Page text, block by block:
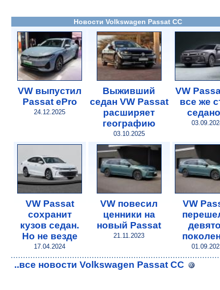
Новости Volkswagen Passat CC
VW выпустил
Passat ePro
24.12.2025
Выживший
седан VW Passat
расширяет
географию
03.10.2025
VW
все же
VW Passat
сохранит
кузов седан.
Но не везде
17.04.2024
VW повесил
ценники на
новый Passat
21.11.2023
VW
..все новости Volkswagen Passat CC